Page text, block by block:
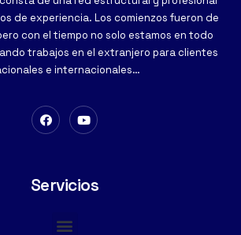
de experiencia. Los comienzos fueron de
con el tiempo no solo estamos en todo
trabajos en el extranjero para clientes
e internacionales…
Servicios